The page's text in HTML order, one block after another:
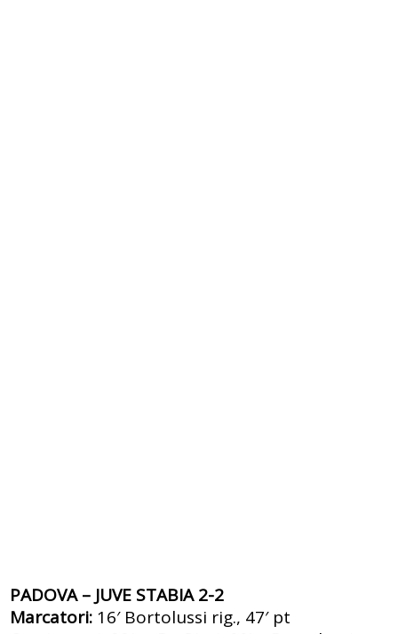
PADOVA – JUVE STABIA 2-2
Marcatori: 16′ Bortolussi rig., 47′ pt